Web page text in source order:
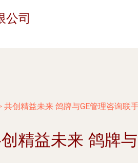
公司
共创精益未来 鸽牌与GE管理咨询联
精益未来 鸽牌